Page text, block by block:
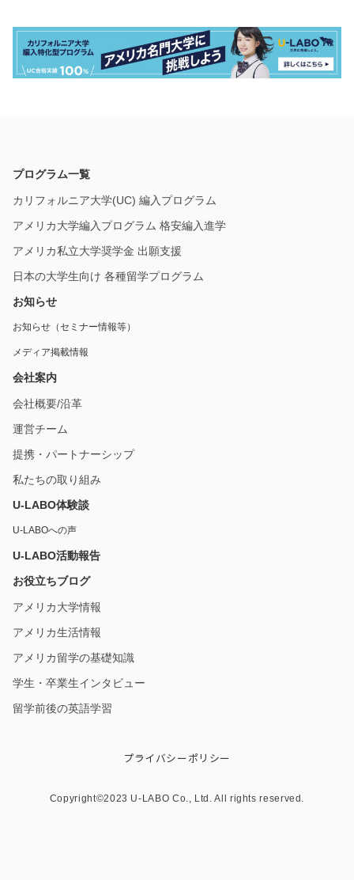
プログラム一覧
カリフォルニア大学(UC) 編入プログラム
アメリカ大学編入プログラム 格安編入進学
アメリカ私立大学奨学金 出願支援
日本の大学生向け 各種留学プログラム
お知らせ
お知らせ（セミナー情報等）
メディア掲載情報
会社案内
会社概要/沿革
運営チーム
提携・パートナーシップ
私たちの取り組み
U-LABO体験談
U-LABOへの声
U-LABO活動報告
お役立ちブログ
アメリカ大学情報
アメリカ生活情報
アメリカ留学の基礎知識
学生・卒業生インタビュー
留学前後の英語学習
プライバシーポリシー
Copyright©︎2023 U-LABO Co., Ltd. All rights reserved.